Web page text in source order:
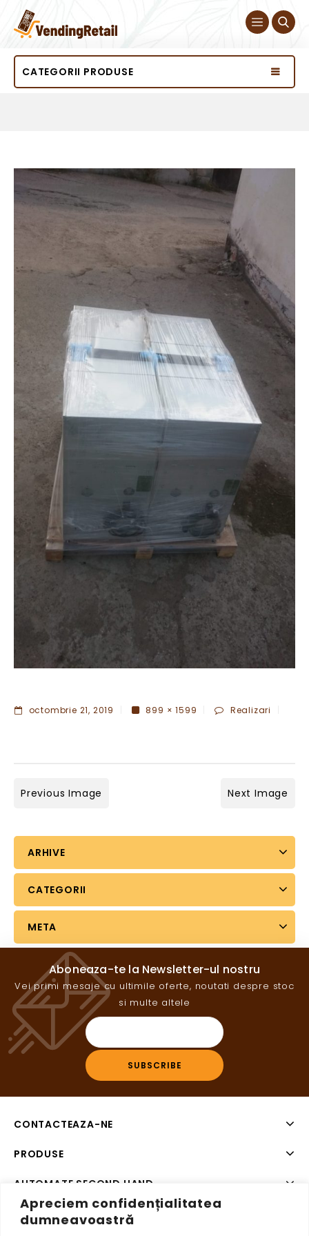
Apreciem confidențialitatea
dumneavoastră
CATEGORII PRODUSE
octombrie 21, 2019 899 × 1599 Realizari
Previous Image Next Image
ARHIVE
CATEGORII
META
Aboneaza-te la Newsletter-ul nostru
Vei primi mesaje cu ultimile oferte, noutati despre stoc
si multe altele
CONTACTEAZA-NE
PRODUSE
AUTOMATE SECOND HAND
SISTEME DE PLATA SECOND HAND